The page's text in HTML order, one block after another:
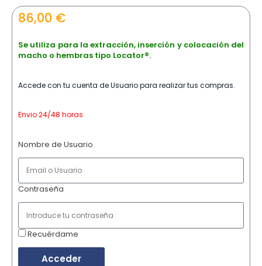
86,00 €
Se utiliza para la extracción, inserción y colocación del
macho o hembras tipo Locator®.
Accede con tu cuenta de Usuario para realizar tus compras.
Envio 24/48 horas
Nombre de Usuario
Contraseña
Recuérdame
Acceder